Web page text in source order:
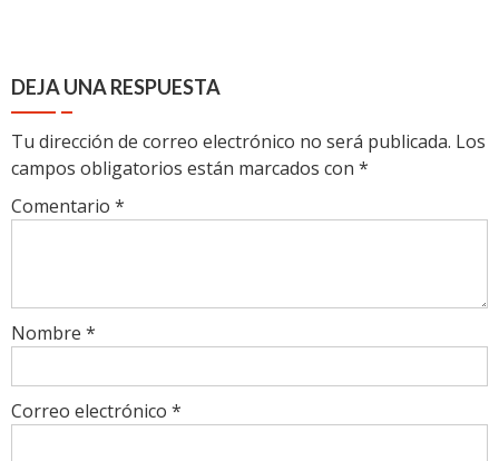
DEJA UNA RESPUESTA
Tu dirección de correo electrónico no será publicada. Los
campos obligatorios están marcados con *
Comentario *
Nombre *
Correo electrónico *